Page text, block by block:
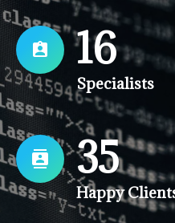
16
Specialists
36
Happy